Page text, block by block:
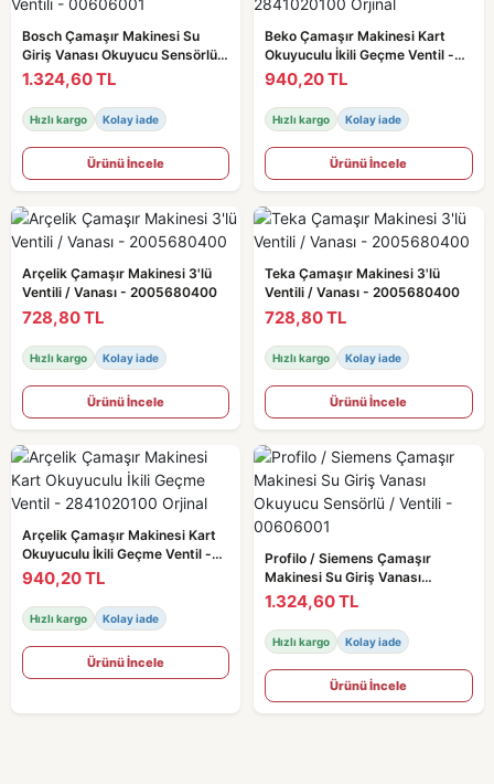
Bosch Çamaşır Makinesi Su
Giriş Vanası Okuyucu Sensörlü /
Ventili - 00606001
1.324,60 TL
Hızlı kargo Kolay iade
Ürünü İncele
Beko Çamaşır Makinesi Kart
Okuyuculu İkili Geçme Ventil -
2841020100 Orjinal
940,20 TL
Hızlı kargo Kolay iade
Ürünü İncele
Arçelik Çamaşır Makinesi 3'lü
Ventili / Vanası - 2005680400
728,80 TL
Hızlı kargo Kolay iade
Ürünü İncele
Teka Çamaşır Makinesi 3'lü
Ventili / Vanası - 2005680400
728,80 TL
Hızlı kargo Kolay iade
Ürünü İncele
Arçelik Çamaşır Makinesi Kart
Okuyuculu İkili Geçme Ventil -
2841020100 Orjinal
940,20 TL
Hızlı kargo Kolay iade
Ürünü İncele
Profilo / Siemens Çamaşır
Makinesi Su Giriş Vanası
Okuyucu Sensörlü / Ventili -
00606001
1.324,60 TL
Hızlı kargo Kolay iade
Ürünü İncele